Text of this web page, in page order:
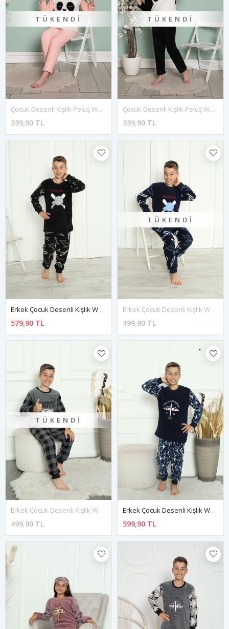
TÜKENDI
Çocuk Desenli Kışlık Peluş Welsoft Pijama Takımı 17E-10232
339,90 TL
TÜKENDI
Çocuk Desenli Kışlık Peluş Welsoft Pijama Takımı 17E-10231
339,90 TL
Erkek Çocuk Desenli Kışlık Welsoft Polar Pijama Takımı 7D-5916
579,90 TL
TÜKENDI
Erkek Çocuk Desenli Kışlık Welsoft Polar Pijama Takımı 7E-5931
499,90 TL
TÜKENDI
Erkek Çocuk Desenli Kışlık Welsoft Polar Pijama Takımı 3F-3319
499,90 TL
Erkek Çocuk Desenli Kışlık Welsoft Polar Pijama Takımı(BİR BEDEN BÜYÜK TERCİH EDİNİZ) 3E-3331
599,90 TL